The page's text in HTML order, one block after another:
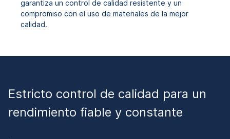
garantiza un control de calidad resistente y un
compromiso con el uso de materiales de la mejor
calidad.
Estricto control de calidad para un
rendimiento fiable y constante